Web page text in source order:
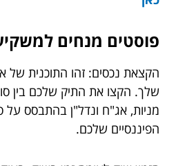
פוסטים מנחים
הקצאת נכסים: זהו התוכנית
שלך. הקצו את התיק שלכם בין
מניות, אג"ח ונדל"ן בהתבסס על
הפיננסיים שלכם.